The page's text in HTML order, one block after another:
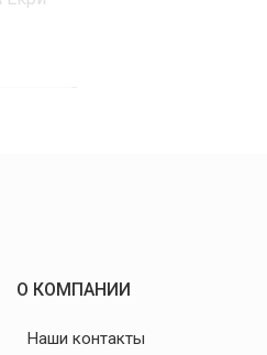
О КОМПАНИИ
Наши контакты